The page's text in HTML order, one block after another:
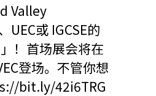
Valley
或 IGCSE的
！首场展会将在
登场。不管你想
bit.ly/42i6TRG